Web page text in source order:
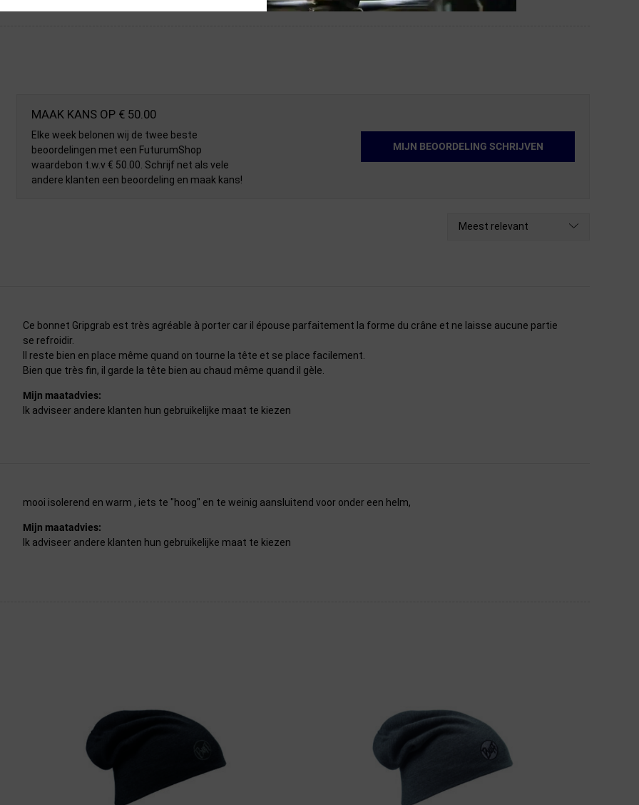
MAAK KANS OP € 50.00
Elke week belonen wij de twee beste
beoordelingen met een FuturumShop
waardebon t.w.v € 50.00. Schrijf net als vele
andere klanten een beoordeling en maak kans!
MIJN BEOORDELING SCHRIJVEN
Meest relevant
Ce bonnet Gripgrab est très agréable à porter car il épouse parfaitement la forme du crâne et ne laisse aucune partie
se refroidir.
Il reste bien en place même quand on tourne la tête et se place facilement.
Bien que très fin, il garde la tête bien au chaud même quand il gèle.
Mijn maatadvies:
Ik adviseer andere klanten hun gebruikelijke maat te kiezen
mooi isolerend en warm , iets te "hoog" en te weinig aansluitend voor onder een helm,
Mijn maatadvies:
Ik adviseer andere klanten hun gebruikelijke maat te kiezen